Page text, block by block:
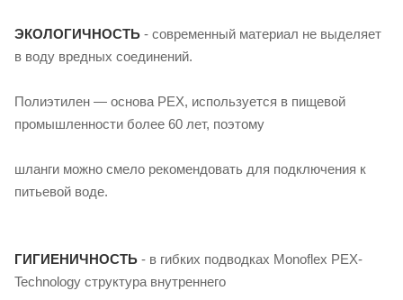
ЭКОЛОГИЧНОСТЬ - современный материал не выделяет
в воду вредных соединений.
Полиэтилен — основа PEX, используется в пищевой
промышленности более 60 лет, поэтому
шланги можно смело рекомендовать для подключения к
питьевой воде.
ГИГИЕНИЧНОСТЬ - в гибких подводках Monoflex PEX-
Technology структура внутреннего